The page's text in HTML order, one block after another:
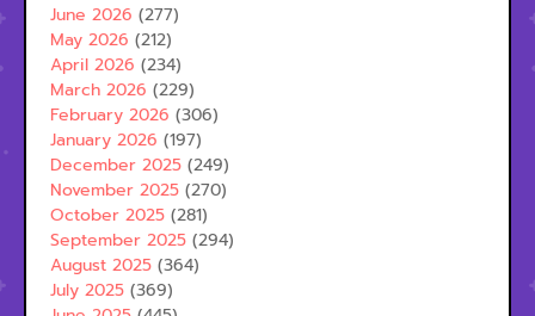
June 2026 (277)
May 2026 (212)
April 2026 (234)
March 2026 (229)
February 2026 (306)
January 2026 (197)
December 2025 (249)
November 2025 (270)
October 2025 (281)
September 2025 (294)
August 2025 (364)
July 2025 (369)